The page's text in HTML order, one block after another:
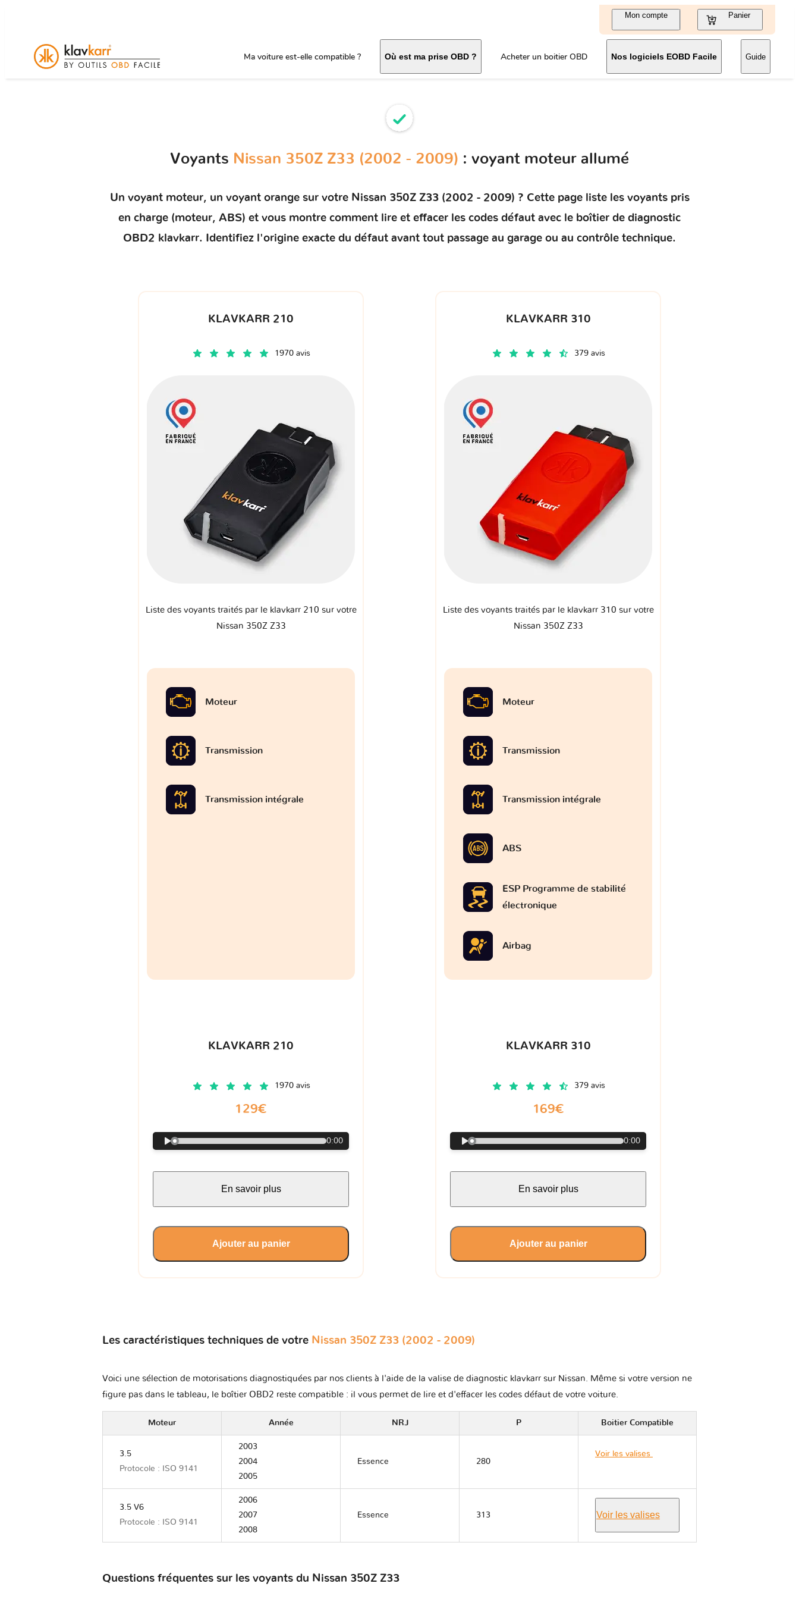
Mon compte Panier
Ma voiture est-elle compatible ? Où est ma prise OBD ? Acheter un boitier OBD Nos logiciels EOBD Facile Guide
Voyants Nissan 350Z Z33 (2002 - 2009) : voyant moteur allumé
Un voyant moteur, un voyant orange sur votre Nissan 350Z Z33 (2002 - 2009) ? Cette page liste les voyants pris
en charge (moteur, ABS) et vous montre comment lire et effacer les codes défaut avec le boîtier de diagnostic
OBD2 klavkarr. Identifiez l'origine exacte du défaut avant tout passage au garage ou au contrôle technique.
KLAVKARR 210
1970 avis
Liste des voyants traités par le klavkarr 210 sur votre
Nissan 350Z Z33
Moteur
Transmission
Transmission intégrale
KLAVKARR 210
1970 avis
129€
0:00
En savoir plus
Ajouter au panier
KLAVKARR 310
379 avis
Liste des voyants traités par le klavkarr 310 sur votre
Nissan 350Z Z33
Moteur
Transmission
Transmission intégrale
ABS
ESP Programme de stabilité
électronique
Airbag
KLAVKARR 310
379 avis
169€
0:00
En savoir plus
Ajouter au panier
Les caractéristiques techniques de votre Nissan 350Z Z33 (2002 - 2009)
Voici une sélection de motorisations diagnostiquées par nos clients à l'aide de la valise de diagnostic klavkarr sur Nissan. Même si votre version ne
figure pas dans le tableau, le boîtier OBD2 reste compatible : il vous permet de lire et d'effacer les codes défaut de votre voiture.
Moteur Année NRJ P Boitier Compatible
3.5
Protocole : ISO 9141
2003
2004
2005
Essence 280
Voir les valises
3.5 V6
Protocole : ISO 9141
2006
2007
2008
Essence 313 Voir les valises
Questions fréquentes sur les voyants du Nissan 350Z Z33